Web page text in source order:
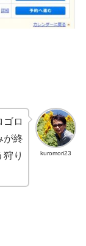
kuromori23
ゴロ
が終
り